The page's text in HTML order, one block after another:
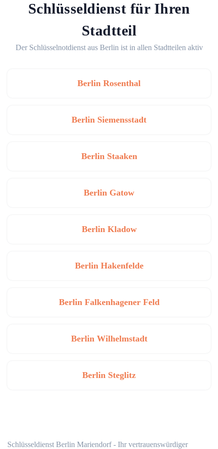
Schlüsseldienst für Ihren
Stadtteil
Der Schlüsselnotdienst aus Berlin ist in allen Stadtteilen aktiv
Berlin Rosenthal
Berlin Siemensstadt
Berlin Staaken
Berlin Gatow
Berlin Kladow
Berlin Hakenfelde
Berlin Falkenhagener Feld
Berlin Wilhelmstadt
Berlin Steglitz
Schlüsseldienst Berlin Mariendorf - Ihr vertrauenswürdiger